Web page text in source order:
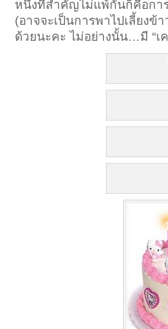
หนึ่งที่สำคัญไม่แพ้กันก็คือกา
(อาจจะเป็นการพาไปเลี้ยงข้
ด้วยนะคะ ไม่อย่างนั้น…มี “เ